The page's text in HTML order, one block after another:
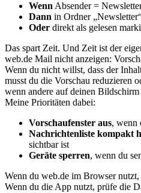
Wenn Absender =
Dann in Ordner
Oder direkt als gelesen
Das spart Zeit. Und Zeit ist der
web.de Mail nicht anzeigen:
Wenn du nicht willst, dass der
musst du die Vorschau reduzieren
wenn andere auf deinen Bildschirm
Meine Prioritäten dabei:
Vorschaufenster aus, wenn
Nachrichtenliste kompakt
sichtbar ist
Geräte sperren, wenn du
Wenn du web.de im Browser
Wenn du die App nutzt, prüfe die